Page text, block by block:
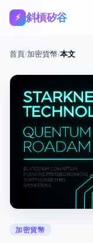
⚡ 斜槓矽谷
首頁/加密貨幣/本文
加密貨幣